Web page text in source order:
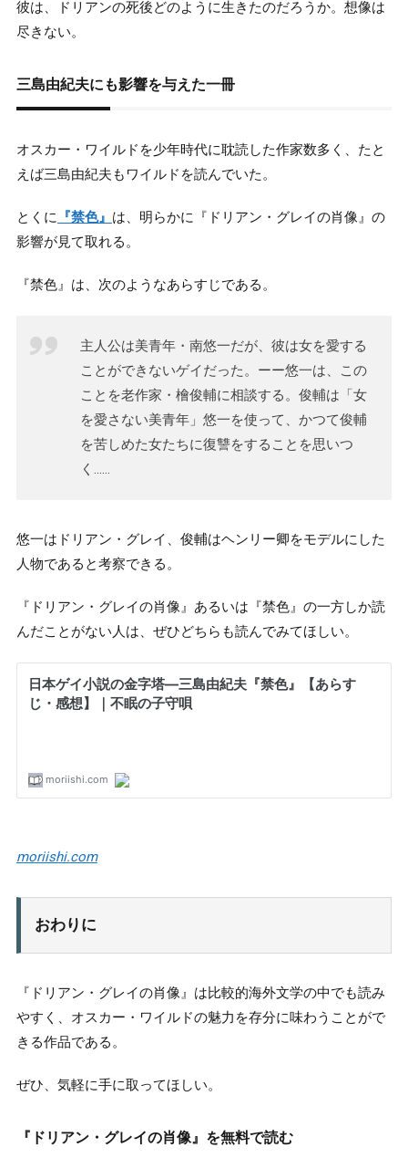
彼は、ドリアンの死後どのように生きたのだろうか。想像は
尽きない。
三島由紀夫にも影響を与えた一冊
オスカー・ワイルドを少年時代に耽読した作家数多く、たと
えば三島由紀夫もワイルドを読んでいた。
とくに 『禁色』 は、明らかに『ドリアン・グレイの肖像』の
影響が見て取れる。
『禁色』は、次のようなあらすじである。
主人公は美青年・南悠一だが、彼は女を愛する
ことができないゲイだった。ーー悠一は、この
ことを老作家・檜俊輔に相談する。俊輔は「女
を愛さない美青年」悠一を使って、かつて俊輔
を苦しめた女たちに復讐をすることを思いつ
く……
悠一はドリアン・グレイ、俊輔はヘンリー卿をモデルにした
人物であると考察できる。
『ドリアン・グレイの肖像』あるいは『禁色』の一方しか読
んだことがない人は、ぜひどちらも読んでみてほしい。
moriishi.com
おわりに
『ドリアン・グレイの肖像』は比較的海外文学の中でも読み
やすく、オスカー・ワイルドの魅力を存分に味わうことがで
きる作品である。
ぜひ、気軽に手に取ってほしい。
『ドリアン・グレイの肖像』を無料で読む